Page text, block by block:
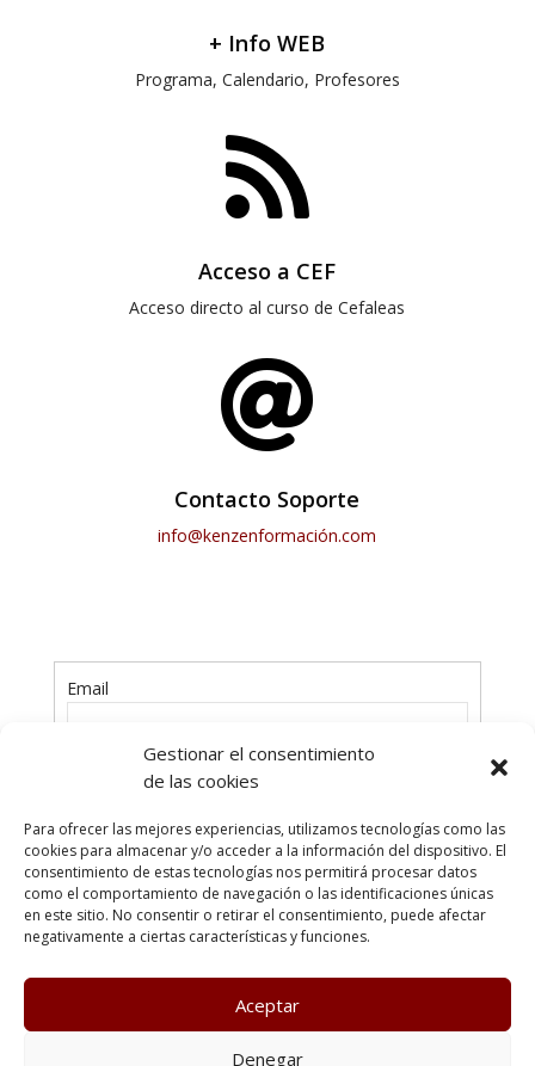
Gestionar el consentimiento
de las cookies
Para ofrecer las mejores experiencias, utilizamos tecnologías como las
cookies para almacenar y/o acceder a la información del dispositivo. El
consentimiento de estas tecnologías nos permitirá procesar datos
como el comportamiento de navegación o las identificaciones únicas
en este sitio. No consentir o retirar el consentimiento, puede afectar
negativamente a ciertas características y funciones.
Aceptar
Denegar
+ Info WEB
Programa, Calendario, Profesores

Acceso a CEF
Acceso directo al curso de Cefaleas

Contacto Soporte
info@kenzenformación.com
Email
Contraseña
¿Has olvidado tu contraseña?
Poltica de Privacidad Política de cookies